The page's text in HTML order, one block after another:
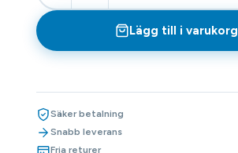
Lägg till i varukorg
Säker betalning
Snabb leverans
Fria returer